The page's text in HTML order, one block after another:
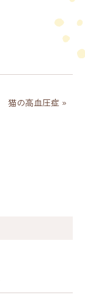
猫の高血圧症 »